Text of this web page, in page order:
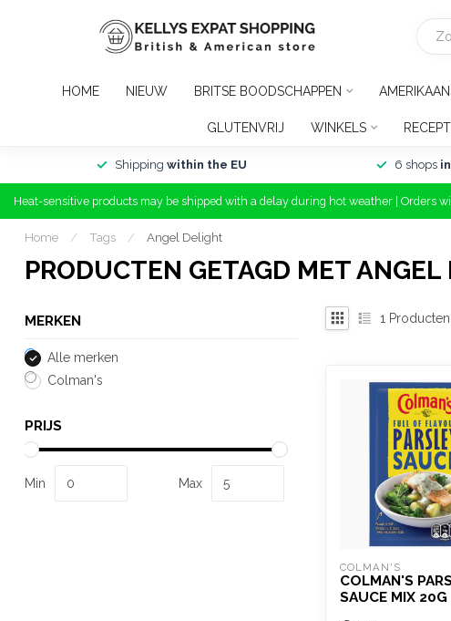
HOME NIEUW BRITSE BOODSCHAPPEN
GLUTENVRIJ WINKELS
Shipping within the EU 6 shops
Heat-sensitive products may be shipped with a delay during hot weather | Orders
Home / Tags / Angel Delight
PRODUCTEN GETAGD MET
MERKEN
Alle merken
Colman's
PRIJS
Min Max
1 Producten
COLMAN'S
COLMAN'S
SAUCE MIX 20G